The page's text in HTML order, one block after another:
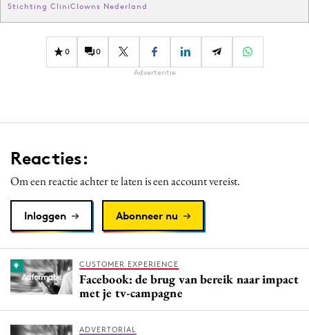
Stichting CliniClowns Nederland
0 0
Advertentie
Reacties:
Om een reactie achter te laten is een account vereist.
Inloggen Abonneer nu
CUSTOMER EXPERIENCE
Facebook: de brug van bereik naar impact
met je tv-campagne
ADVERTORIAL